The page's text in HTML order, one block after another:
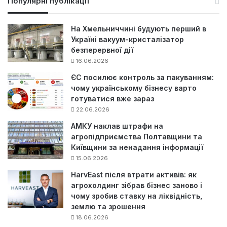
На Хмельниччині будують перший в
Україні вакуум-кристалізатор
безперервної дії
16.06.2026
ЄС посилює контроль за пакуванням:
чому українському бізнесу варто
готуватися вже зараз
22.06.2026
АМКУ наклав штрафи на
агропідприємства Полтавщини та
Київщини за ненадання інформації
15.06.2026
HarvEast після втрати активів: як
агрохолдинг зібрав бізнес заново і
чому зробив ставку на ліквідність,
землю та зрошення
18.06.2026